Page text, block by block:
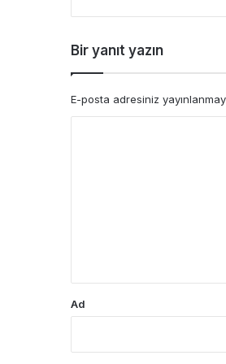
Bir yanıt yazın
E-posta adresiniz
Ad